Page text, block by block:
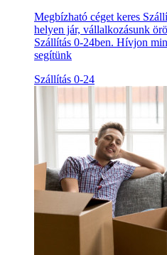
Megbízható céget keres
helyen jár, vállalkozásunk
Szállítás 0-24ben. Hívjon
segítünk
Szállítás 0-24